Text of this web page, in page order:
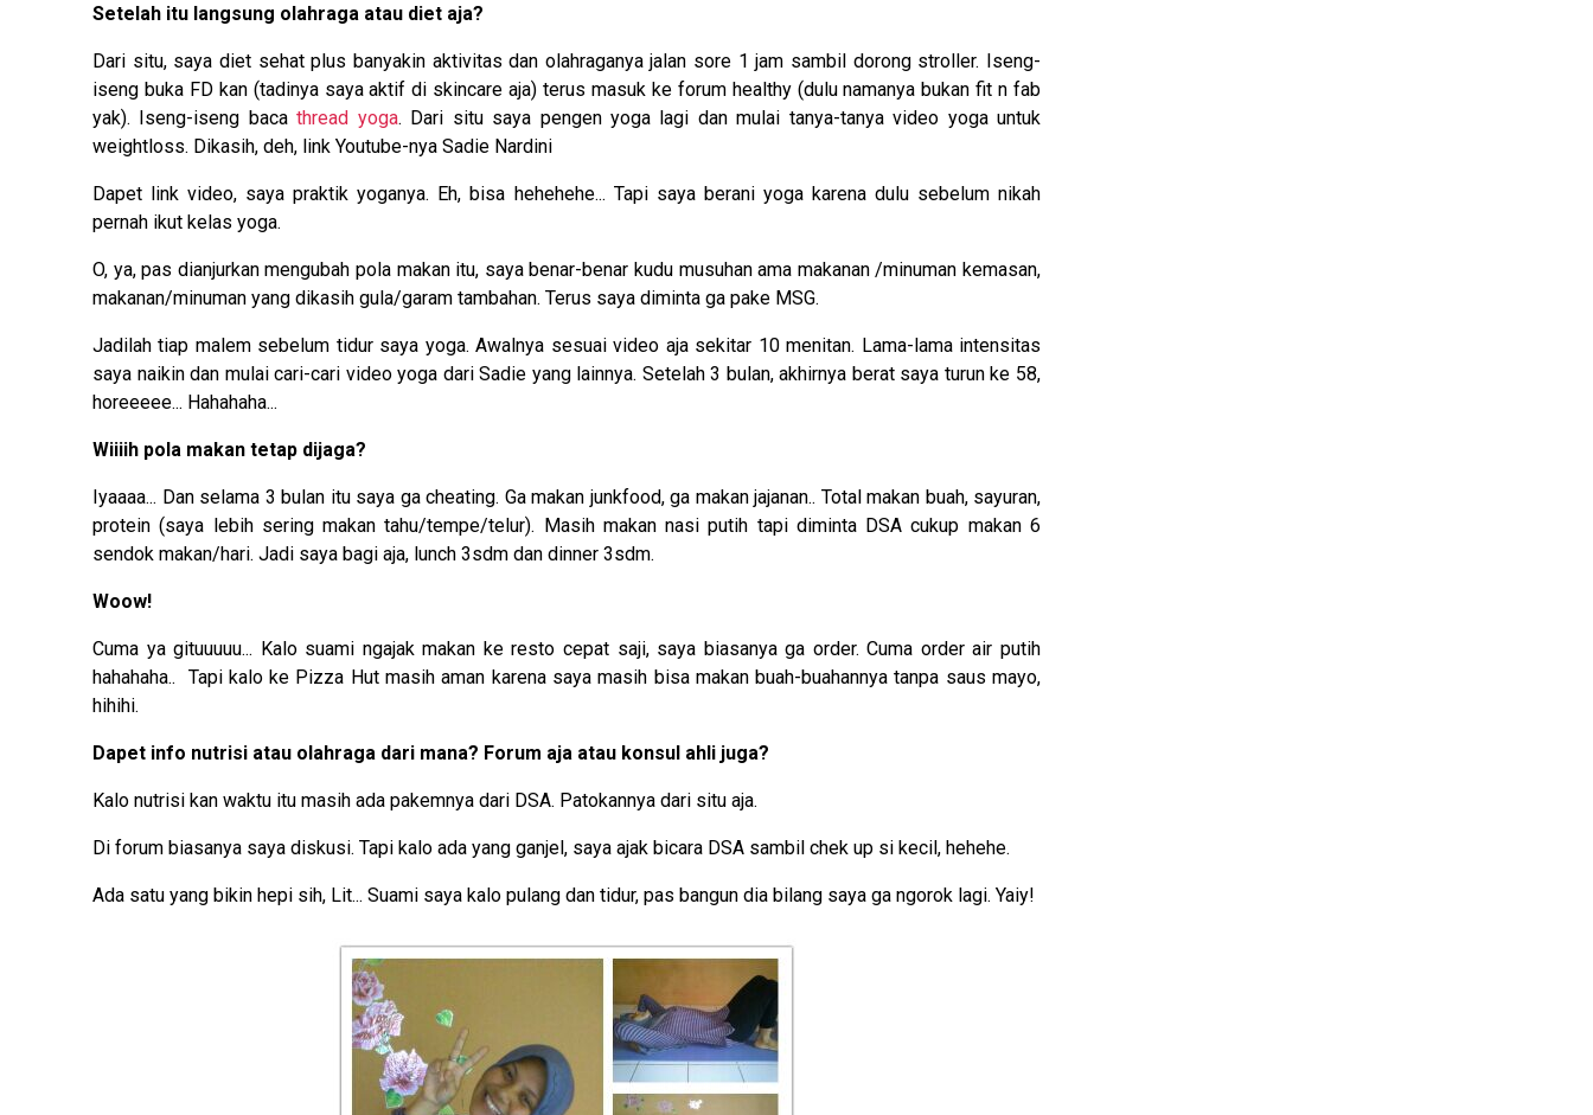
Setelah itu langsung olahraga atau diet aja?
Dari situ, saya diet sehat plus banyakin aktivitas dan olahraganya jalan sore 1 jam sambil dorong stroller. Iseng-
iseng buka FD kan (tadinya saya aktif di skincare aja) terus masuk ke forum healthy (dulu namanya bukan fit n fab
yak). Iseng-iseng bacathread yoga. Dari situ saya pengen yoga lagi dan mulai tanya-tanya video yoga untuk
weightloss. Dikasih, deh, link Youtube-nya Sadie Nardini
Dapet link video, saya praktik yoganya. Eh, bisa hehehehe... Tapi saya berani yoga karena dulu sebelum nikah
pernah ikut kelas yoga.
O, ya, pas dianjurkan mengubah pola makan itu, saya benar-benar kudu musuhan ama makanan /minuman kemasan,
makanan/minuman yang dikasih gula/garam tambahan. Terus saya diminta ga pake MSG.
Jadilah tiap malem sebelum tidur saya yoga. Awalnya sesuai video aja sekitar 10 menitan. Lama-lama intensitas
saya naikin dan mulai cari-cari video yoga dari Sadie yang lainnya. Setelah 3 bulan, akhirnya berat saya turun ke 58,
horeeeee... Hahahaha...
Wiiiih pola makan tetap dijaga?
Iyaaaa... Dan selama 3 bulan itu saya ga cheating. Ga makan junkfood, ga makan jajanan.. Total makan buah, sayuran,
protein (saya lebih sering makan tahu/tempe/telur). Masih makan nasi putih tapi diminta DSA cukup makan 6
sendok makan/hari. Jadi saya bagi aja, lunch 3sdm dan dinner 3sdm.
Woow!
Cuma ya gituuuuu... Kalo suami ngajak makan ke resto cepat saji, saya biasanya ga order. Cuma order air putih
hahahaha.. Tapi kalo ke Pizza Hut masih aman karena saya masih bisa makan buah-buahannya tanpa saus mayo,
hihihi.
Dapet info nutrisi atau olahraga dari mana? Forum aja atau konsul ahli juga?
Kalo nutrisi kan waktu itu masih ada pakemnya dari DSA. Patokannya dari situ aja.
Di forum biasanya saya diskusi. Tapi kalo ada yang ganjel, saya ajak bicara DSA sambil chek up si kecil, hehehe.
Ada satu yang bikin hepi sih, Lit... Suami saya kalo pulang dan tidur, pas bangun dia bilang saya ga ngorok lagi. Yaiy!